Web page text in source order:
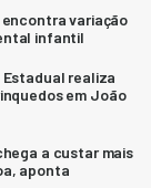
variação
infantil
Estadual realiza
em João
a custar mais
aponta